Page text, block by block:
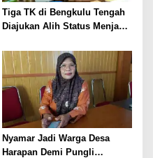
Tiga TK di Bengkulu Tengah
Diajukan Alih Status Menjadi
Nyamar Jadi Warga Desa
Harapan Demi Pungli